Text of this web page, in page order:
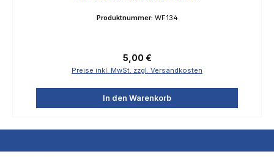
Produktnummer: WF134
Regulärer Preis:
5,00 €
Preise inkl. MwSt. zzgl. Versandkosten
In den Warenkorb